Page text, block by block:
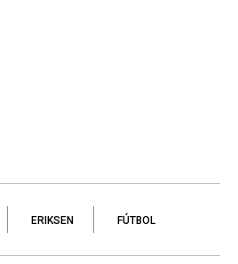
ERIKSEN FÚTBOL